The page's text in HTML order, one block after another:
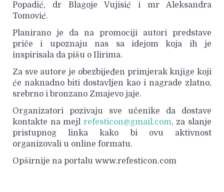
Popadić, dr Blagoje Vujisić i mr Aleksandra
Tomović.
Planirano je da na promociji autori predstave
priče i upoznaju nas sa idejom koja ih je
inspirisala da pišu o Ilirima.
Za sve autore je obezbijeđen primjerak knjige koji
će naknadno biti dostavljen kao i nagrade zlatno,
srebrno i bronzano Zmajevo jaje.
Organizatori pozivaju sve učenike da dostave
kontakte na mejl refesticon@gmail.com, za slanje
pristupnog linka kako bi ovu aktivnost
organizovali u online formatu.
Opširnije na portalu www.refesticon.com